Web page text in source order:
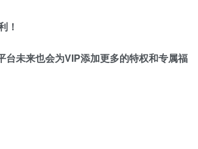
！
未来也会为VIP添加更多的特权和专属福